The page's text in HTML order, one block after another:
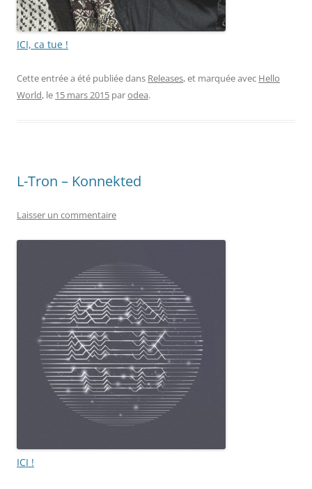
ICI, ca tue !
Cette entrée a été publiée dans Releases, et marquée avec Hello
World, le 15 mars 2015 parodea.
L-Tron – Konnekted
Laisser un commentaire
ICI !